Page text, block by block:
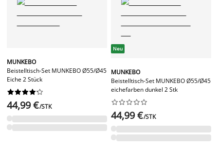
MUNKEBO
Beistelltisch-Set MUNKEBO Ø55/Ø45
Eiche 2 Stück






44,99 €/STK
Neu
MUNKEBO
Beistelltisch-Set MUNKEBO Ø55/Ø45
eichefarben dunkel 2 Stk






44,99 €/STK